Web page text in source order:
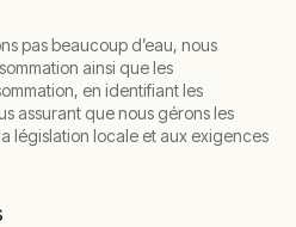
pas beaucoup d’eau, nous
ainsi que les
en identifiant les
assurant que nous gérons les
législation locale et aux exigences